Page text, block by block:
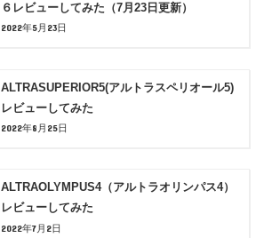
６レビューしてみた（7月23日更新）
2022年5月23日
ALTRASUPERIOR5(アルトラスペリオール5)
レビューしてみた
2022年8月25日
ALTRAOLYMPUS4（アルトラオリンパス4）
レビューしてみた
2022年7月2日